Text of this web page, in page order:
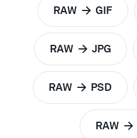
RAW zu GIF
RAW zu JPG
RAW zu PSD
RAW